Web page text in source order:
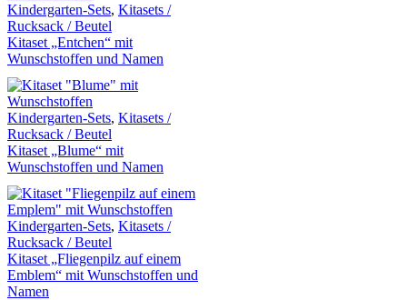
Kindergarten-Sets, Kitasets /
Rucksack / Beutel
Kitaset „Entchen“ mit
Wunschstoffen und Namen
Kindergarten-Sets, Kitasets /
Rucksack / Beutel
Kitaset „Blume“ mit
Wunschstoffen und Namen
Kindergarten-Sets, Kitasets /
Rucksack / Beutel
Kitaset „Fliegenpilz auf einem
Emblem“ mit Wunschstoffen und
Namen